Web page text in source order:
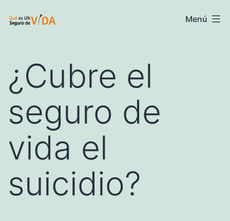
Seguros
Información
y
precios
Menú
¿Cubre el
seguro de
vida el
suicidio?